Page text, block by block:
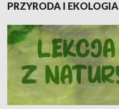
PRZYRODA I EKOLOGIA